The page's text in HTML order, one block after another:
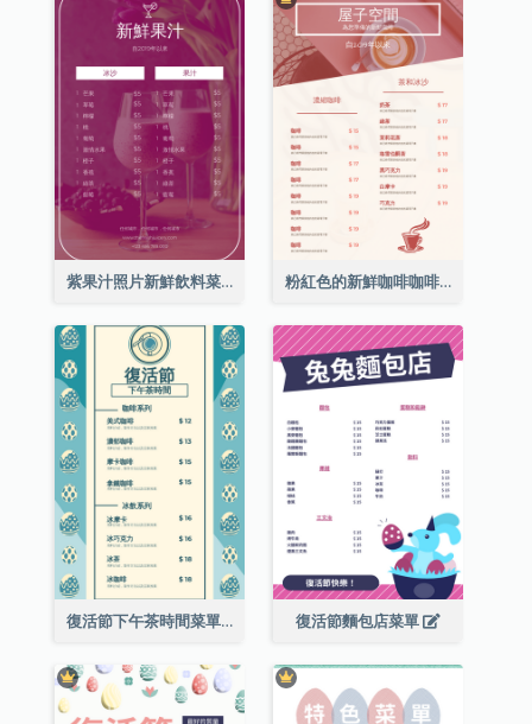
紫果汁照片新鮮飲料菜單 粉紅色的新鮮咖啡咖啡館照片簡單菜單
復活節下午茶時間菜單 復活節麵包店菜單